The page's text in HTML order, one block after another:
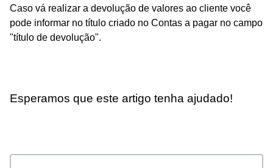
Caso vá realizar a devolução de valores ao cliente você
pode informar no título criado no Contas a pagar no campo
"título de devolução".
Esperamos que este artigo tenha ajudado!